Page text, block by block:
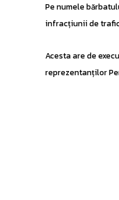
Pe numele
infracțiunii de
Acesta are de
reprezentanților